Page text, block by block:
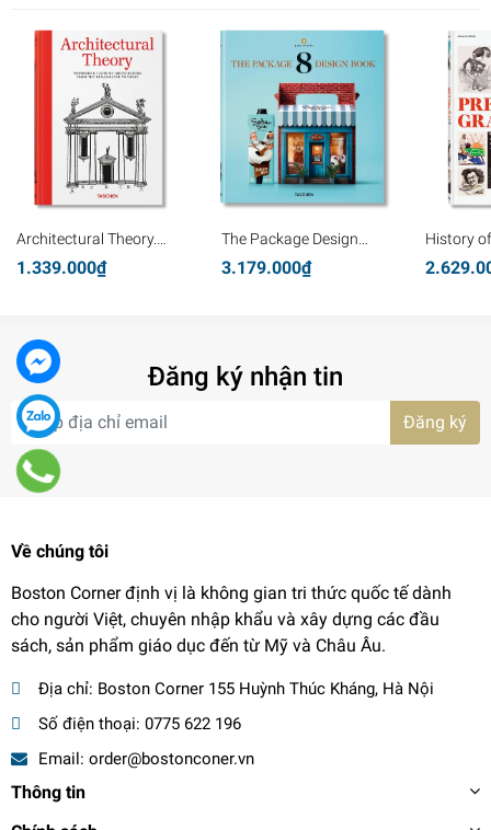
Architectural Theory.
Pioneering Texts on
Architecture from the
1.339.000₫
The Package Design
Book 8
3.179.000₫
History
Đăng ký nhận tin
Đăng ký
Về chúng tôi
Boston Corner định vị là không gian tri thức quốc tế dành
cho người Việt, chuyên nhập khẩu và xây dựng các đầu
sách, sản phẩm giáo dục đến từ Mỹ và Châu Âu.
Địa chỉ: Boston Corner 155 Huỳnh Thúc Kháng, Hà Nội
Số điện thoại: 0775 622 196
Email: order@bostonconer.vn
Thông tin